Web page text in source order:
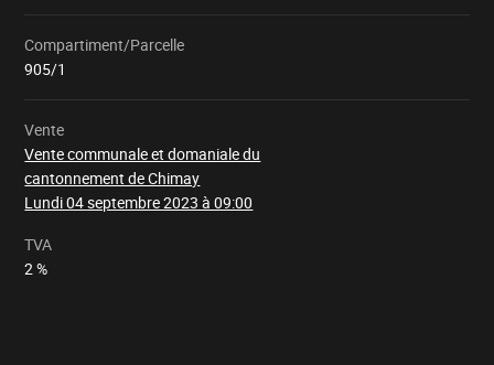
Compartiment/Parcelle
905/1
Vente
Vente communale et domaniale du
cantonnement de Chimay
Lundi 04 septembre 2023 à 09:00
Chargement
TVA
2 %